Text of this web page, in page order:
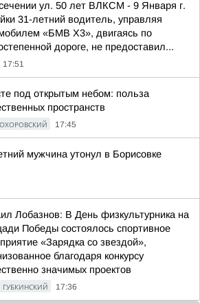
ул. 50 лет ВЛКСМ - 9 Января г.
31-летний водитель, управляя
«БМВ Х3», двигаясь по
дороге, не предоставил...
17:51
под открытым небом: польза
пространств
17:45
мужчина утонул в Борисовке
Лобазнов: В День физкультурника на
Победы состоялось спортивное
«Зарядка со звездой»,
благодаря конкурсу
значимых проектов
ГУБКИНСКИЙ 17:36